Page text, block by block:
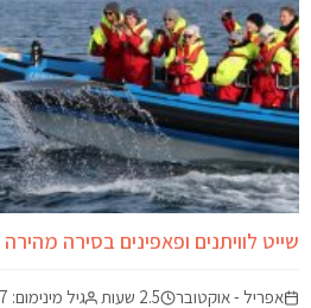
שייט לוויתנים ופאפינים בסירה
אפריל - אוקטובר 2.5 שעות גיל מינימום: 7